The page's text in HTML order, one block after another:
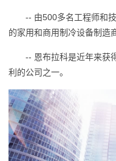
-- 由500多名工程师和
的家用和商用制冷设备制造
-- 恩布拉科是近年来获
利的公司之一。